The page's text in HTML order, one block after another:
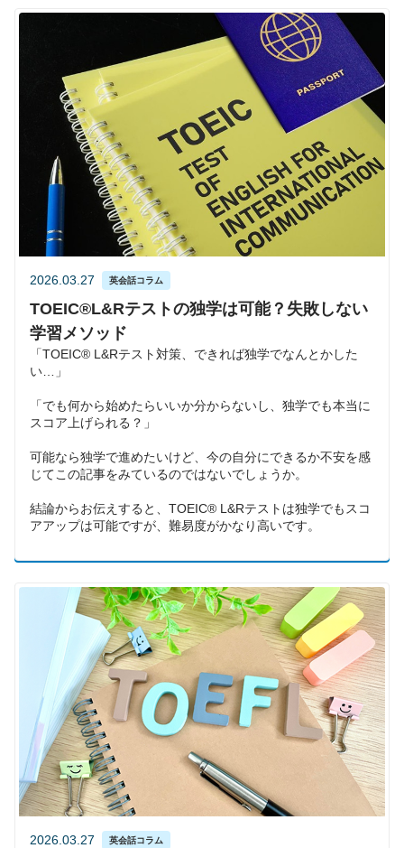
2026.03.27 英会話コラム
TOEIC®︎L&Rテストの独学は可能？失敗しない
学習メソッド
「TOEIC®︎ L&Rテスト対策、できれば独学でなんとかした
い…」
「でも何から始めたらいいか分からないし、独学でも本当に
スコア上げられる？」
可能なら独学で進めたいけど、今の自分にできるか不安を感
じてこの記事をみているのではないでしょうか。
結論からお伝えすると、TOEIC®︎ L&Rテストは独学でもスコ
アアップは可能ですが、難易度がかなり高いです。
2026.03.27 英会話コラム